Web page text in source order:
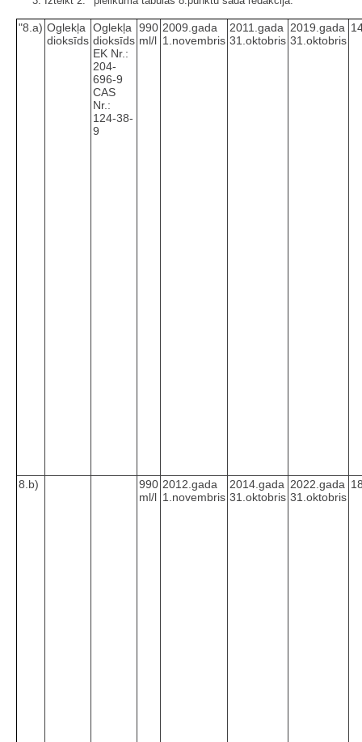
"8.a) Oglekļa
dioksīds
Oglekļa
dioksīds
EK Nr.:
204-
696-9
CAS
Nr.:
124-38-
9
990
ml/l
2009.gada
1.novembris
2011.gada
31.oktobris
2019.gada
31.oktobris
8.b)
990
ml/l
2012.gada
1.novembris
2014.gada
31.oktobris
2022.gada
31.oktobris